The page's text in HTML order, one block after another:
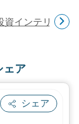
資インテリジェ
ェア
シェア